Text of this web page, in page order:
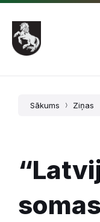
Pāriet
saturu
Skip
main
navigation
Skip
footer
Sākums Ziņas